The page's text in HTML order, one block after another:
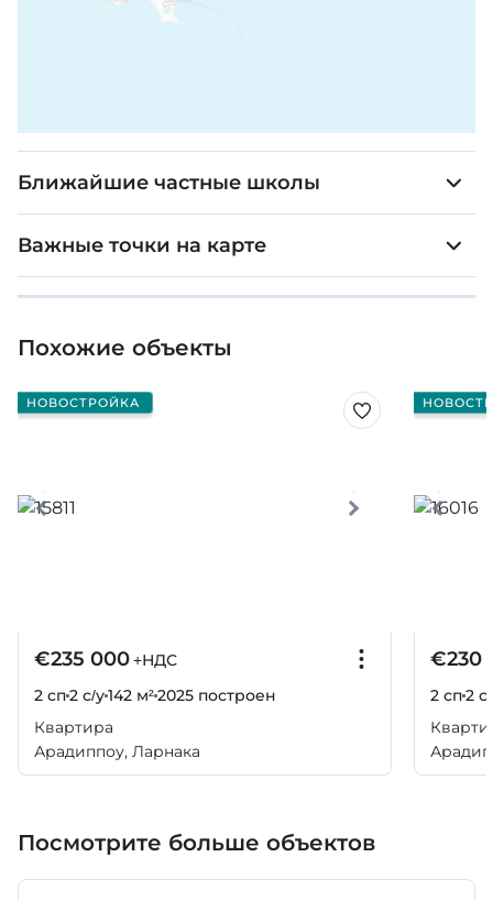
Ближайшие частные школы
Важные точки на карте
Похожие объекты
НОВОСТРОЙКА
€235 000+НДС
2 сп2 с/у142 м²2025 построен
Квартира
Арадиппоу, Ларнака
€230
2 сп2
Посмотрите больше объектов